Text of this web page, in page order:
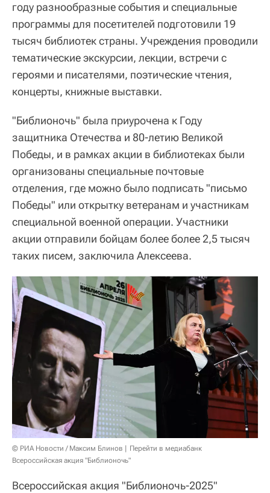
году разнообразные события и специальные
программы для посетителей подготовили 19
тысяч библиотек страны. Учреждения проводили
тематические экскурсии, лекции, встречи с
героями и писателями, поэтические чтения,
концерты, книжные выставки.
"Библионочь" была приурочена к Году
защитника Отечества и 80-летию Великой
Победы, и в рамках акции в библиотеках были
организованы специальные почтовые
отделения, где можно было подписать "письмо
Победы" или открытку ветеранам и участникам
специальной военной операции. Участники
акции отправили бойцам более более 2,5 тысяч
таких писем, заключила Алексеева.
© РИА Новости / Максим Блинов
Перейти в медиабанк
Всероссийская акция "Библионочь"
Всероссийская акция "Библионочь-2025"